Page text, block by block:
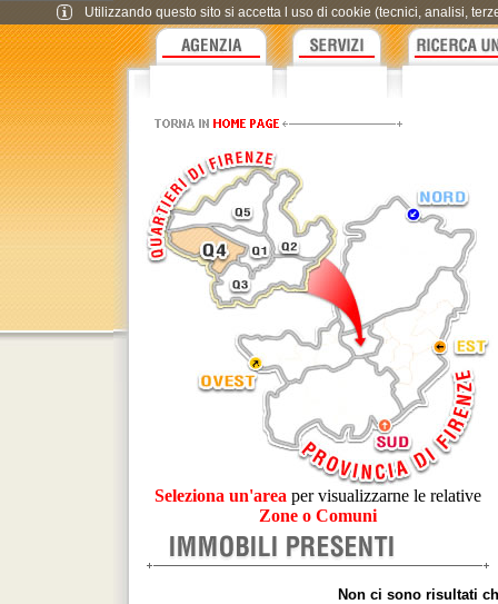
Seleziona un'area per visualizzarne le relative
Zone o Comuni
Non ci sono risultati
Utilizzando questo sito si accetta l uso di cookie (tecnici, analisi,